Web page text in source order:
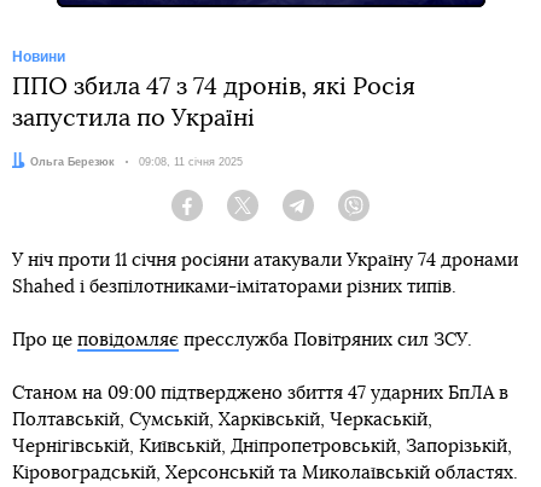
Новини
ППО збила 47 з 74 дронів, які Росія
запустила по Україні
Автор:
Ольга Березюк Дата:
09:08, 11 січня 2025
Facebook Twitter Telegram
У ніч проти 11 січня росіяни атакували Україну 74 дронами
Shahed і безпілотниками-імітаторами різних типів.
Про це повідомляє пресслужба Повітряних сил ЗСУ.
Станом на 09:00 підтверджено збиття 47 ударних БпЛА в
Полтавській, Сумській, Харківській, Черкаській,
Чернігівській, Київській, Дніпропетровській, Запорізькій,
Кіровоградській, Херсонській та Миколаївській областях.